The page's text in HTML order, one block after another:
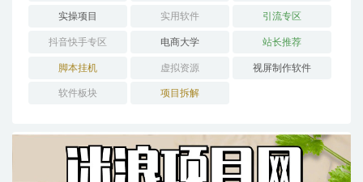
实操项目 实用软件 引流专区
抖音快手专区 电商大学 站长推荐
脚本挂机 虚拟资源 视屏制作软件
软件板块 项目拆解